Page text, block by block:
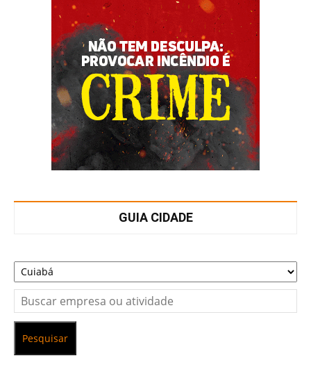
GUIA CIDADE
Pesquisar